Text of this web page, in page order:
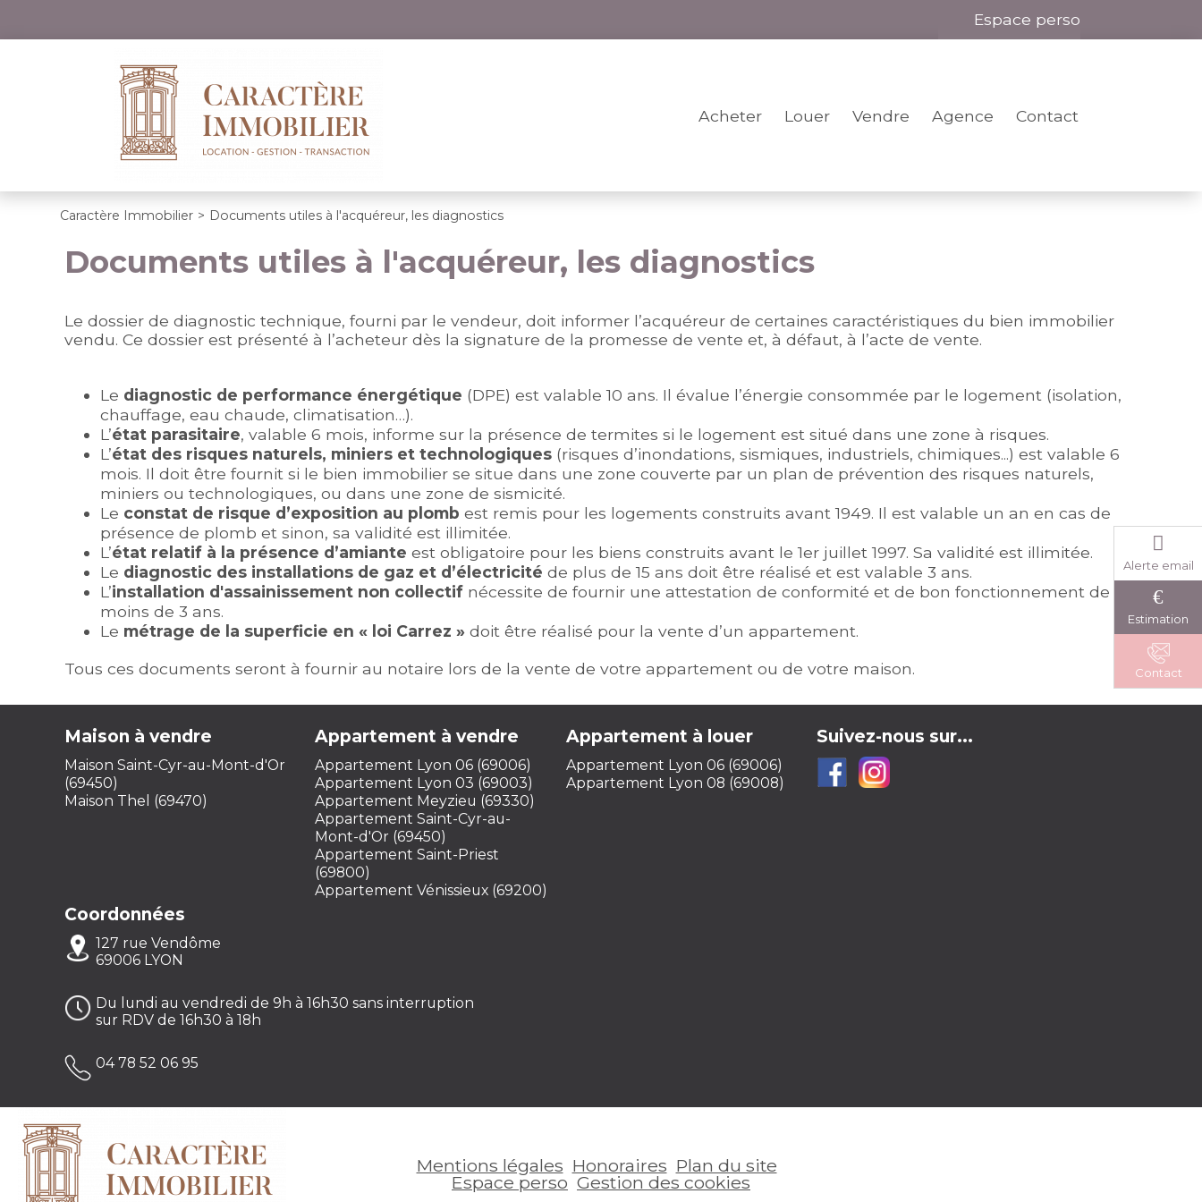
Espace perso
Acheter Louer Vendre Agence Contact
Caractère Immobilier > Documents utiles à l'acquéreur, les diagnostics
Documents utiles à l'acquéreur, les diagnostics
Le dossier de diagnostic technique, fourni par le vendeur, doit informer l’acquéreur de certaines caractéristiques du bien immobilier
vendu. Ce dossier est présenté à l’acheteur dès la signature de la promesse de vente et, à défaut, à l’acte de vente.
Le diagnostic de performance énergétique (DPE) est valable 10 ans. Il évalue l’énergie consommée par le logement (isolation,
chauffage, eau chaude, climatisation…).
L’état parasitaire, valable 6 mois, informe sur la présence de termites si le logement est situé dans une zone à risques.
L’état des risques naturels, miniers et technologiques (risques d’inondations, sismiques, industriels, chimiques...) est valable 6
mois. Il doit être fournit si le bien immobilier se situe dans une zone couverte par un plan de prévention des risques naturels,
miniers ou technologiques, ou dans une zone de sismicité.
Le constat de risque d’exposition au plomb est remis pour les logements construits avant 1949. Il est valable un an en cas de
présence de plomb et sinon, sa validité est illimitée.
L’état relatif à la présence d’amiante est obligatoire pour les biens construits avant le 1er juillet 1997. Sa validité est illimitée.
Le diagnostic des installations de gaz et d’électricité de plus de 15 ans doit être réalisé et est valable 3 ans.
L’installation d'assainissement non collectif nécessite de fournir une attestation de conformité et de bon fonctionnement de
moins de 3 ans.
Le métrage de la superficie en « loi Carrez » doit être réalisé pour la vente d’un appartement.
Tous ces documents seront à fournir au notaire lors de la vente de votre appartement ou de votre maison.
Alerte email
Estimation
Contact
Maison à vendre
Maison Saint-Cyr-au-Mont-d'Or
(69450)
Maison Thel (69470)
Appartement à vendre
Appartement Lyon 06 (69006)
Appartement Lyon 03 (69003)
Appartement Meyzieu (69330)
Appartement Saint-Cyr-au-
Mont-d'Or (69450)
Appartement Saint-Priest
(69800)
Appartement Vénissieux (69200)
Appartement à louer
Appartement Lyon 06 (69006)
Appartement Lyon 08 (69008)
Suivez-nous sur...
Coordonnées
127 rue Vendôme
69006 LYON
Du lundi au vendredi de 9h à 16h30 sans interruption
sur RDV de 16h30 à 18h
04 78 52 06 95
Mentions légales Honoraires Plan du site
Espace perso Gestion des cookies